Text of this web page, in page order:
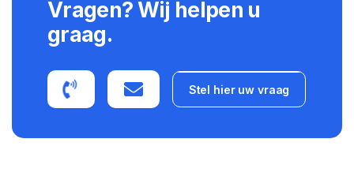
Vragen? Wij helpen u
graag.
Stel hier uw vraag